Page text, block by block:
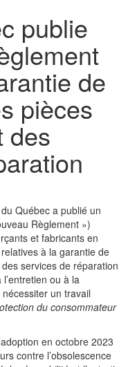
publie
de
pièces
des
Québec a publié un
Règlement »)
et fabricants en
à la garantie de
services de réparation
ou à la
un travail
du consommateur
en octobre 2023
contre l’obsolescence